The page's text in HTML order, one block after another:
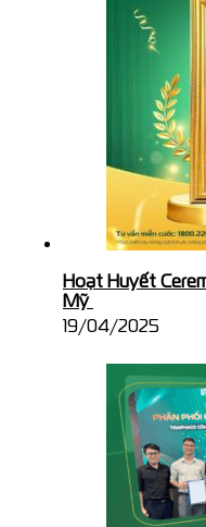
Hoạt Huyết
Mỹ
19/04/2025